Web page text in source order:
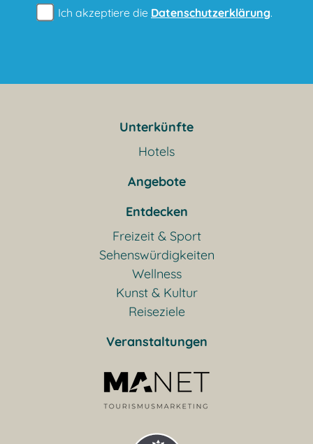
Ich akzeptiere die Datenschutzerklärung.
Unterkünfte
Hotels
Angebote
Entdecken
Freizeit & Sport
Sehenswürdigkeiten
Wellness
Kunst & Kultur
Reiseziele
Veranstaltungen